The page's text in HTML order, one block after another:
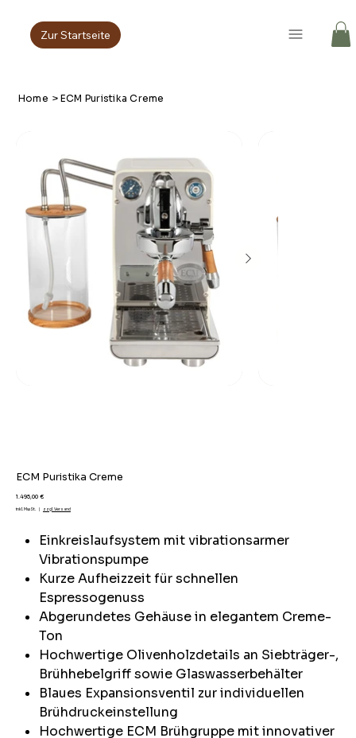
Zur Startseite
Home > ECM Puristika Creme
ECM Puristika Creme
Preis
1.495,00 €
inkl. MwSt. zzgl. Versand
Einkreislaufsystem mit vibrationsarmer
Vibrationspumpe
Kurze Aufheizzeit für schnellen
Espressogenuss
Abgerundetes Gehäuse in elegantem Creme-
Ton
Hochwertige Olivenholzdetails an Siebträger-,
Brühhebelgriff sowie Glaswasserbehälter
Blaues Expansionsventil zur individuellen
Brühdruckeinstellung
Hochwertige ECM Brühgruppe mit innovativer